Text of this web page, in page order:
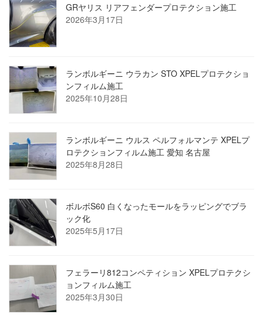
GRヤリス リアフェンダープロテクション施工
2026年3月17日
ランボルギーニ ウラカン STO XPELプロテクショ
ンフィルム施工
2025年10月28日
ランボルギーニ ウルス ペルフォルマンテ XPELプ
ロテクションフィルム施工 愛知 名古屋
2025年8月28日
ボルボS60 白くなったモールをラッピングでブラ
ック化
2025年5月17日
フェラーリ812コンペティション XPELプロテクシ
ョンフィルム施工
2025年3月30日